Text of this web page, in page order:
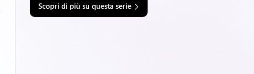
Scopri di più su questa serie